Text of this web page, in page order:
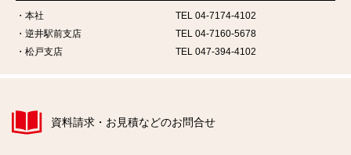
本社
TEL 04-7174-4102
逆井駅前支店
TEL 04-7160-5678
松戸支店
TEL 047-394-4102
資料請求・お見積などのお問合せ